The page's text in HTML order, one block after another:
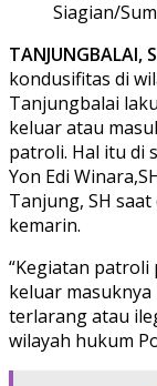
Siagian/
kondusifitas di
Tanjungbalai
keluar atau
patroli. Hal itu di
Yon Edi
Tanjung, SH
kemarin.
“Kegiatan
keluar
terlarang atau
wilayah hukum